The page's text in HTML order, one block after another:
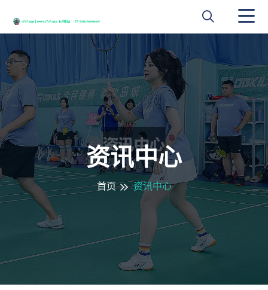
资讯中心
首页 资讯中心